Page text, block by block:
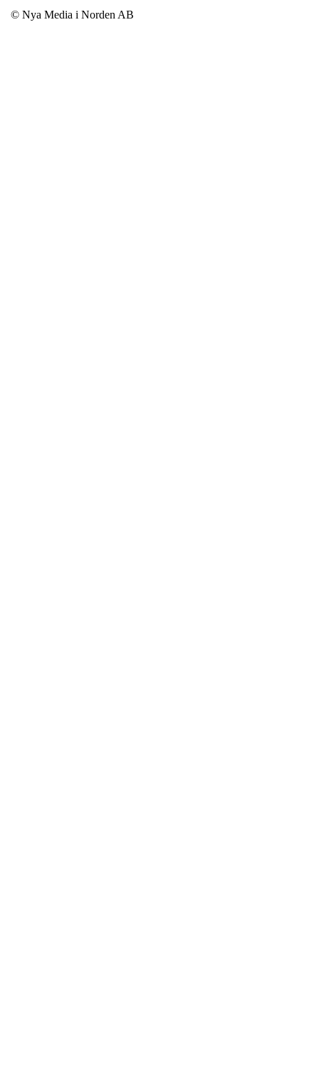
© Nya Media i Norden AB